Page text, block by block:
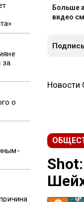
за
о
Больше
видео